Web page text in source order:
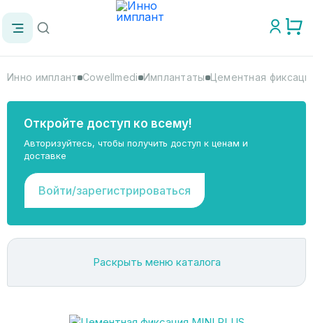
Инно имплант Cowellmedi Имплантаты Цементная
Откройте доступ ко всему!
Авторизуйтесь, чтобы получить доступ к ценам и
доставке
Войти/зарегистрироваться
Раскрыть меню каталога